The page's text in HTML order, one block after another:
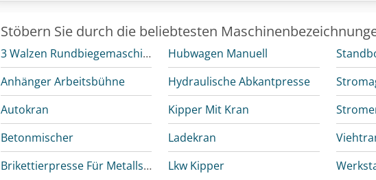
Stöbern Sie durch die beliebtesten
3 Walzen Rundbiegemaschine
Anhänger Arbeitsbühne
Autokran
Betonmischer
Brikettierpresse Für Metallspäne
Hubwagen Manuell
Hydraulische Abkantpresse
Kipper Mit Kran
Ladekran
Lkw Kipper